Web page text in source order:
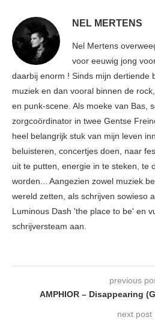
NEL MERTENS
Nel Mertens
voor eeuwig jong
daarbij enorm ! Sinds mijn dertiende
muziek en dan vooral binnen de
en punk-scene. Als moeke van Bas,
zorgcoördinator in twee Gentse
heel belangrijk stuk van mijn leven
beluisteren, concertjes doen, naar
uit te putten, energie in te steken, te
worden... Aangezien zowel muziek
wereld zetten, als schrijven sowieso
Luminous Dash 'the place to be' en
schrijversteam aan.
previous
AMPHIOR – Disappearing
next post